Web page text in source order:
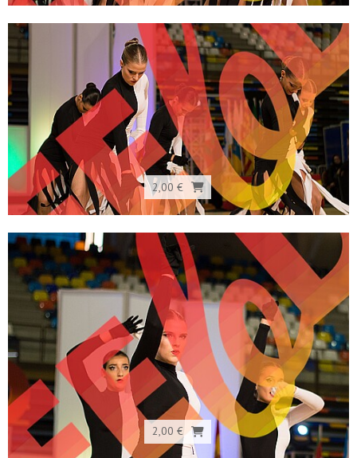
2,00 €
2,00 €